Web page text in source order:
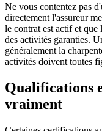
Ne vous contentez pas
directement l'assureur
le contrat est actif et que
des activités garanties.
généralement la
activités doivent toutes
Qualifications
vraiment